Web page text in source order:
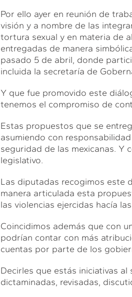
Por ello ayer en reunión de
visión y a nombre de las
tortura sexual y en materia de
entregadas de manera
pasado 5 de abril, donde
incluida la secretaría de
Y que fue promovido este
tenemos el compromiso de
Estas propuestos que se
asumiendo con
seguridad de las mexicanas. Y
legislativo.
Las diputadas recogimos este
manera articulada esta
las violencias ejercidas hacía
Coincidimos además que con
podrían contar con más
cuentas por parte de los
Decirles que estás iniciativas
dictaminadas, revisadas,